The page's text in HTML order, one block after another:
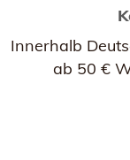
Innerhalb
ab 50 €